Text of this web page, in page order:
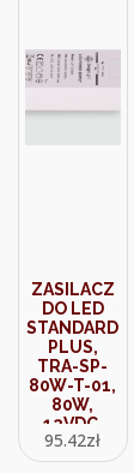
ZASILACZ
DO LED
STANDARD
PLUS,
TRA-SP-
80W-T-01,
80W,
12VDC,
BEZ
95.42zł